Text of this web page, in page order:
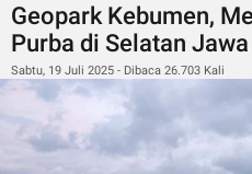
Geopark Kebumen,
Purba di Selatan Jawa
Sabtu, 19 Juli 2025 - Dibaca 26.703 Kali